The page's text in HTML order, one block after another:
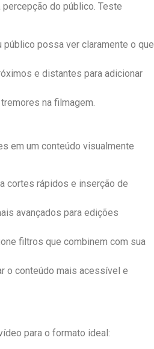
do público. Teste
possa ver claramente o que
e distantes para adicionar
na filmagem.
em um conteúdo visualmente
cortes rápidos e inserção de
avançados para edições
filtros que combinem com sua
o conteúdo mais acessível e
para o formato ideal: